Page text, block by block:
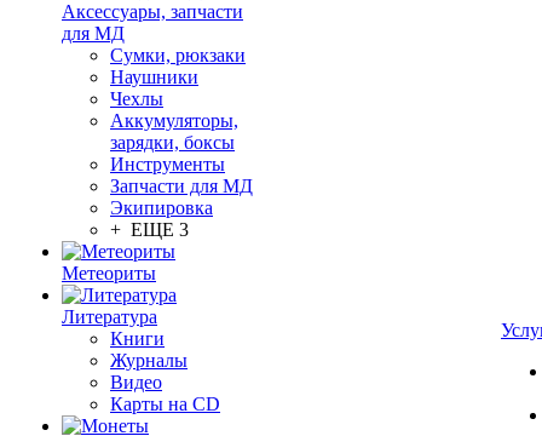
Аксессуары, запчасти
для МД
Сумки, рюкзаки
Наушники
Чехлы
Аккумуляторы,
зарядки, боксы
Инструменты
Запчасти для МД
Экипировка
+ ЕЩЕ 3
Метеориты
Литература
Книги
Журналы
Видео
Карты на CD